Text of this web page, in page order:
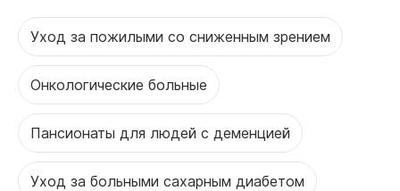
Уход за пожилыми со сниженным зрением
Онкологические больные
Пансионаты для людей с деменцией
Уход за больными сахарным диабетом